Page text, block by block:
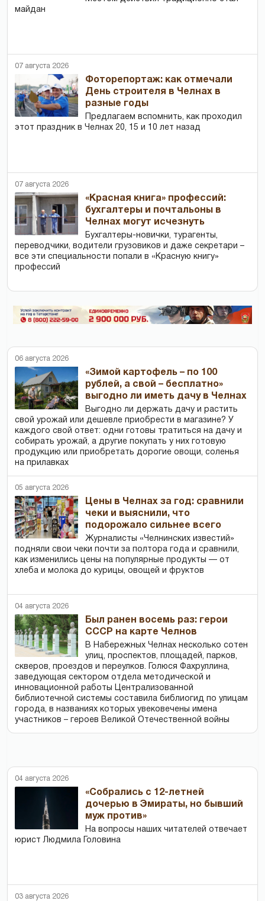
майдан
07 августа 2026
Фоторепортаж: как отмечали
День строителя в Челнах в
разные годы
Предлагаем вспомнить, как проходил
этот праздник в Челнах 20, 15 и 10 лет назад
07 августа 2026
«Красная книга» профессий:
бухгалтеры и почтальоны в
Челнах могут исчезнуть
Бухгалтеры-новички, тур­агенты,
переводчики, водители грузовиков и даже секретари –
все эти специальности попали в «Красную книгу»
профессий
06 августа 2026
«Зимой картофель – по 100
рублей, а свой – бесплатно»
выгодно ли иметь дачу в Челнах
Выгодно ли держать дачу и растить
свой урожай или дешевле приобрести в магазине? У
каждого свой ответ: одни готовы тратиться на дачу и
собирать урожай, а другие покупать у них готовую
продукцию или приобретать дорогие овощи, соленья
на прилавках
05 августа 2026
Цены в Челнах за год: сравнили
чеки и выяснили, что
подорожало сильнее всего
Журналисты «Челнинских известий»
подняли свои чеки почти за полтора года и сравнили,
как изменились цены на популярные продукты — от
хлеба и молока до курицы, овощей и фруктов
04 августа 2026
Был ранен восемь раз: герои
СССР на карте Челнов
В Набережных Челнах несколько сотен
улиц, проспектов, площадей, парков,
скверов, проездов и переулков. Голюся Фахруллина,
заведующая сектором отдела методической и
инновационной работы Централизованной
библиотечной системы составила библиогид по улицам
города, в названиях которых увековечены имена
участников – героев Великой Отечественной войны
04 августа 2026
«Собрались с 12-летней
дочерью в Эмираты, но бывший
муж против»
На вопросы наших читателей отвечает
юрист Людмила Головина
03 августа 2026